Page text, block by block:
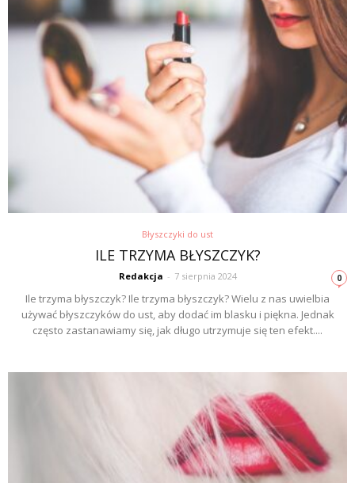
Błyszczyki do ust
ILE TRZYMA BŁYSZCZYK?
Redakcja - 7 sierpnia 2024 0
Ile trzyma błyszczyk? Ile trzyma błyszczyk? Wielu z nas uwielbia
używać błyszczyków do ust, aby dodać im blasku i piękna. Jednak
często zastanawiamy się, jak długo utrzymuje się ten efekt....